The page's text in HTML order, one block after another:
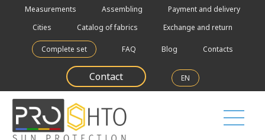
Measurements Assembling
Payment and delivery
Cities
Catalog of fabrics Exchange and return
Complete set FAQ Blog Contacts
Contact EN